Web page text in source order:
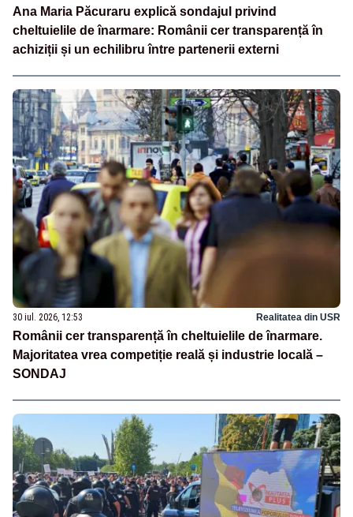
Ana Maria Păcuraru explică sondajul privind
cheltuielile de înarmare: Românii cer transparență în
achiziții și un echilibru între partenerii externi
30 iul. 2026, 12:53 Realitatea din USR
Românii cer transparență în cheltuielile de înarmare.
Majoritatea vrea competiție reală și industrie locală –
SONDAJ